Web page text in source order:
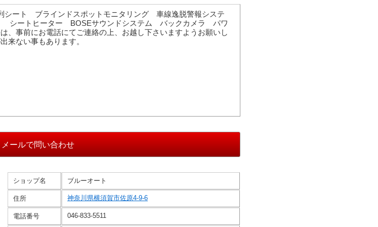
ート ブラインドスポットモニタリング 車線逸脱警報システ
シートヒーター BOSEサウンドシステム バックカメラ パワ
事前にお電話にてご連絡の上、お越し下さいますようお願いし
来ない事もあります。
ショップ名 ブルーオート
住所 神奈川県横須賀市佐原4-9-6
電話番号 046-833-5511